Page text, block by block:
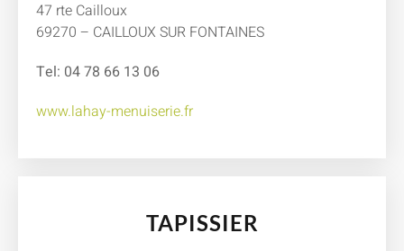
47 rte Cailloux
69270 – CAILLOUX SUR FONTAINES
Tel: 04 78 66 13 06
www.lahay-menuiserie.fr
TAPISSIER